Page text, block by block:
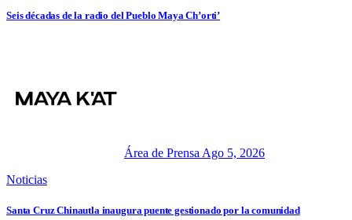
Seis décadas de la radio del Pueblo Maya Ch’orti’
Área de Prensa Ago 5, 2026
Noticias
Santa Cruz Chinautla inaugura puente gestionado por la comunidad